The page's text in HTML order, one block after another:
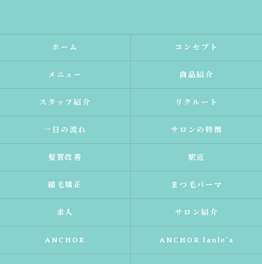
ホーム コンセプト
メニュー 商品紹介
スタッフ紹介 リクルート
一日の流れ サロンの特徴
髪質改善 駅近
縮毛矯正 まつ毛パーマ
求人 サロン紹介
ANCHOR ANCHOR laule'a